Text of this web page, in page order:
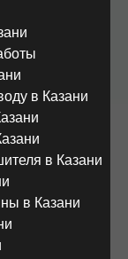
в Казани
в Казани
в Казани